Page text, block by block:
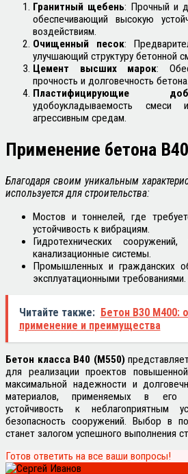
Гранитный щебень: Прочный и
обеспечивающий высокую
воздействиям.
Очищенный песок:
улучшающий структуру бетонной
Цемент высших марок:
прочность и долговечность бетона.
Пластифицирующие
удобоукладываемость
агрессивным средам.
Применение бетона
Благодаря своим уникальным
используется для строительства:
Мостов и тоннелей, где
устойчивость к вибрациям.
Гидротехнических
канализационные системы.
Промышленных и гражданских
эксплуатационными требованиями.
Читайте также: Бетон В30 М400:
применение и преимущества
Бетон класса В40 (М550)
для реализации проектов
максимальной надежности и
материалов, применяемых в его
устойчивость к неблагоприятным
безопасность сооружений. Выбор в
станет залогом успешного выполнения
Готов ответить на все ваши вопросы!